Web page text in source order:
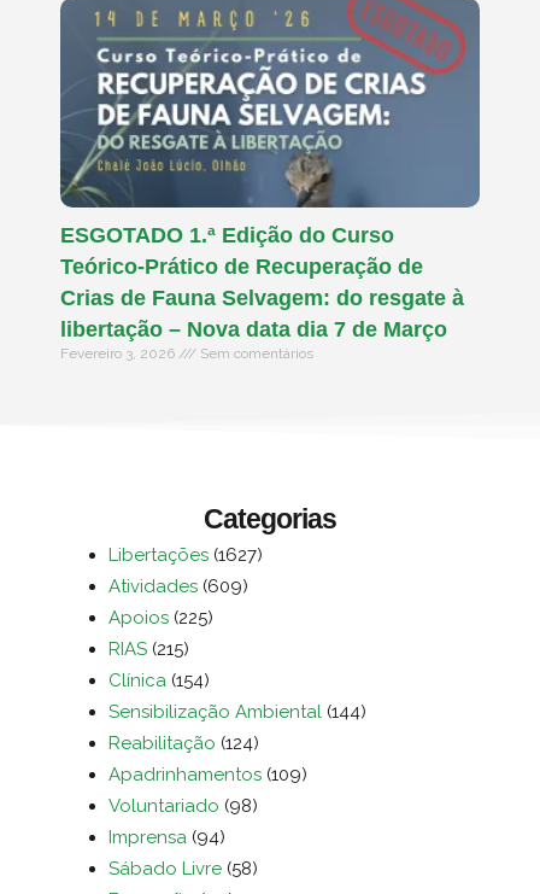
ESGOTADO 1.ª Edição do Curso
Teórico-Prático de Recuperação de
Crias de Fauna Selvagem: do resgate à
libertação – Nova data dia 7 de Março
Fevereiro 3, 2026 Sem comentários
Categorias
Libertações (1627)
Atividades (609)
Apoios (225)
RIAS (215)
Clínica (154)
Sensibilização Ambiental (144)
Reabilitação (124)
Apadrinhamentos (109)
Voluntariado (98)
Imprensa (94)
Sábado Livre (58)